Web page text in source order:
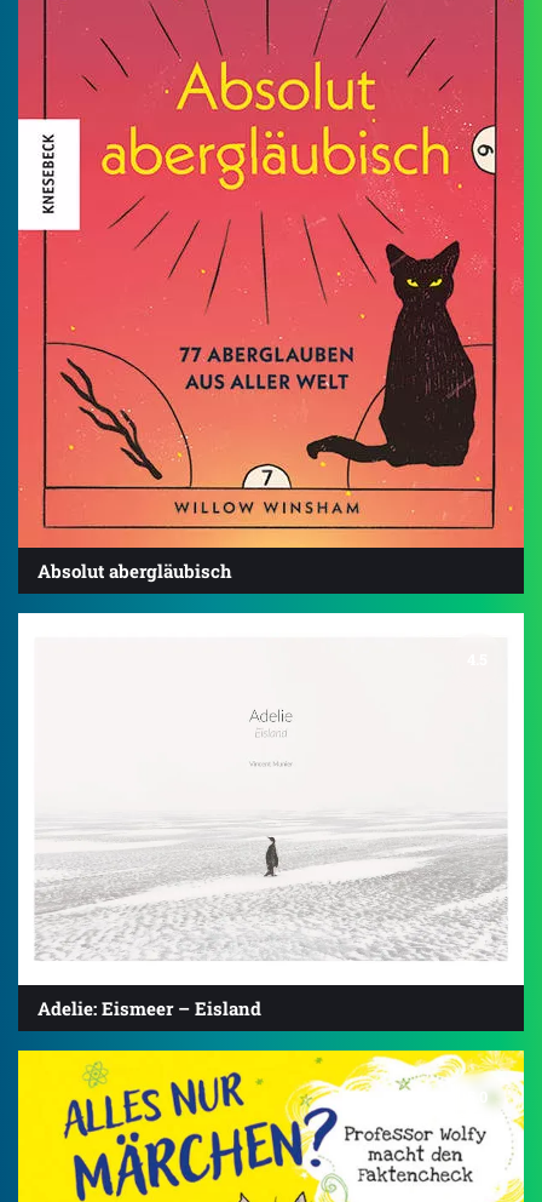
Absolut abergläubisch
Adelie: Eismeer – Eisland